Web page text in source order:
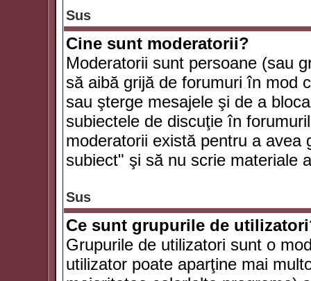
Sus
Cine sunt moderatorii?
Moderatorii sunt persoane (sau
să aibă grijă de forumuri în mod
sau şterge mesajele şi de a
subiectele de discuţie în
moderatorii există pentru a avea
subiect" şi să nu scrie materiale
Sus
Ce sunt grupurile de
Grupurile de utilizatori sunt o
utilizator poate aparţine mai